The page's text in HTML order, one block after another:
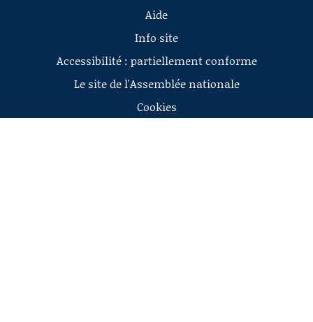
Aide
Info site
Accessibilité : partiellement conforme
Le site de l'Assemblée nationale
Cookies